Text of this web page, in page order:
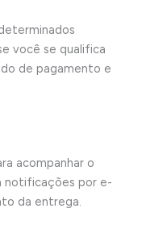
você se qualifica
de pagamento e
acompanhar o
notificações por e-
da entrega.